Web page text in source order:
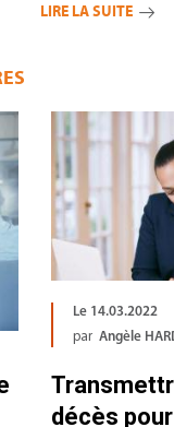
LIRE LA SUITE
Le 14.03.2022
par Angèle
décès